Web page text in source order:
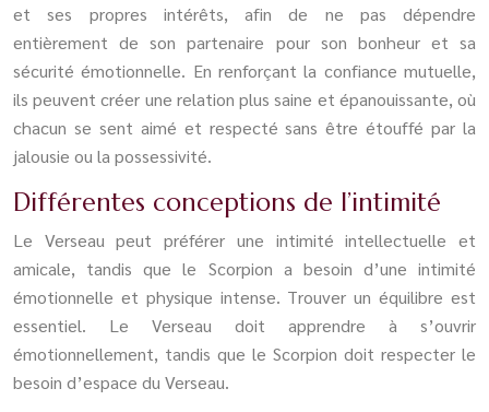
et ses propres intérêts, afin de ne pas dépendre
entièrement de son partenaire pour son bonheur et sa
sécurité émotionnelle. En renforçant la confiance mutuelle,
ils peuvent créer une relation plus saine et épanouissante, où
chacun se sent aimé et respecté sans être étouffé par la
jalousie ou la possessivité.
Différentes conceptions de l’intimité
Le Verseau peut préférer une intimité intellectuelle et
amicale, tandis que le Scorpion a besoin d’une intimité
émotionnelle et physique intense. Trouver un équilibre est
essentiel. Le Verseau doit apprendre à s’ouvrir
émotionnellement, tandis que le Scorpion doit respecter le
besoin d’espace du Verseau.